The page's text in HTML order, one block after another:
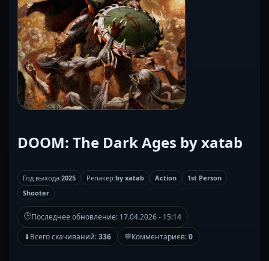
DOOM: The Dark Ages by xatab
Год выхода:2025 Репакер:by xatab Action
1st Person
Shooter
🕒Последнее обновление: 17.04.2026 - 15:14
⬇Всего скачиваний:336 💬Комментариев:0